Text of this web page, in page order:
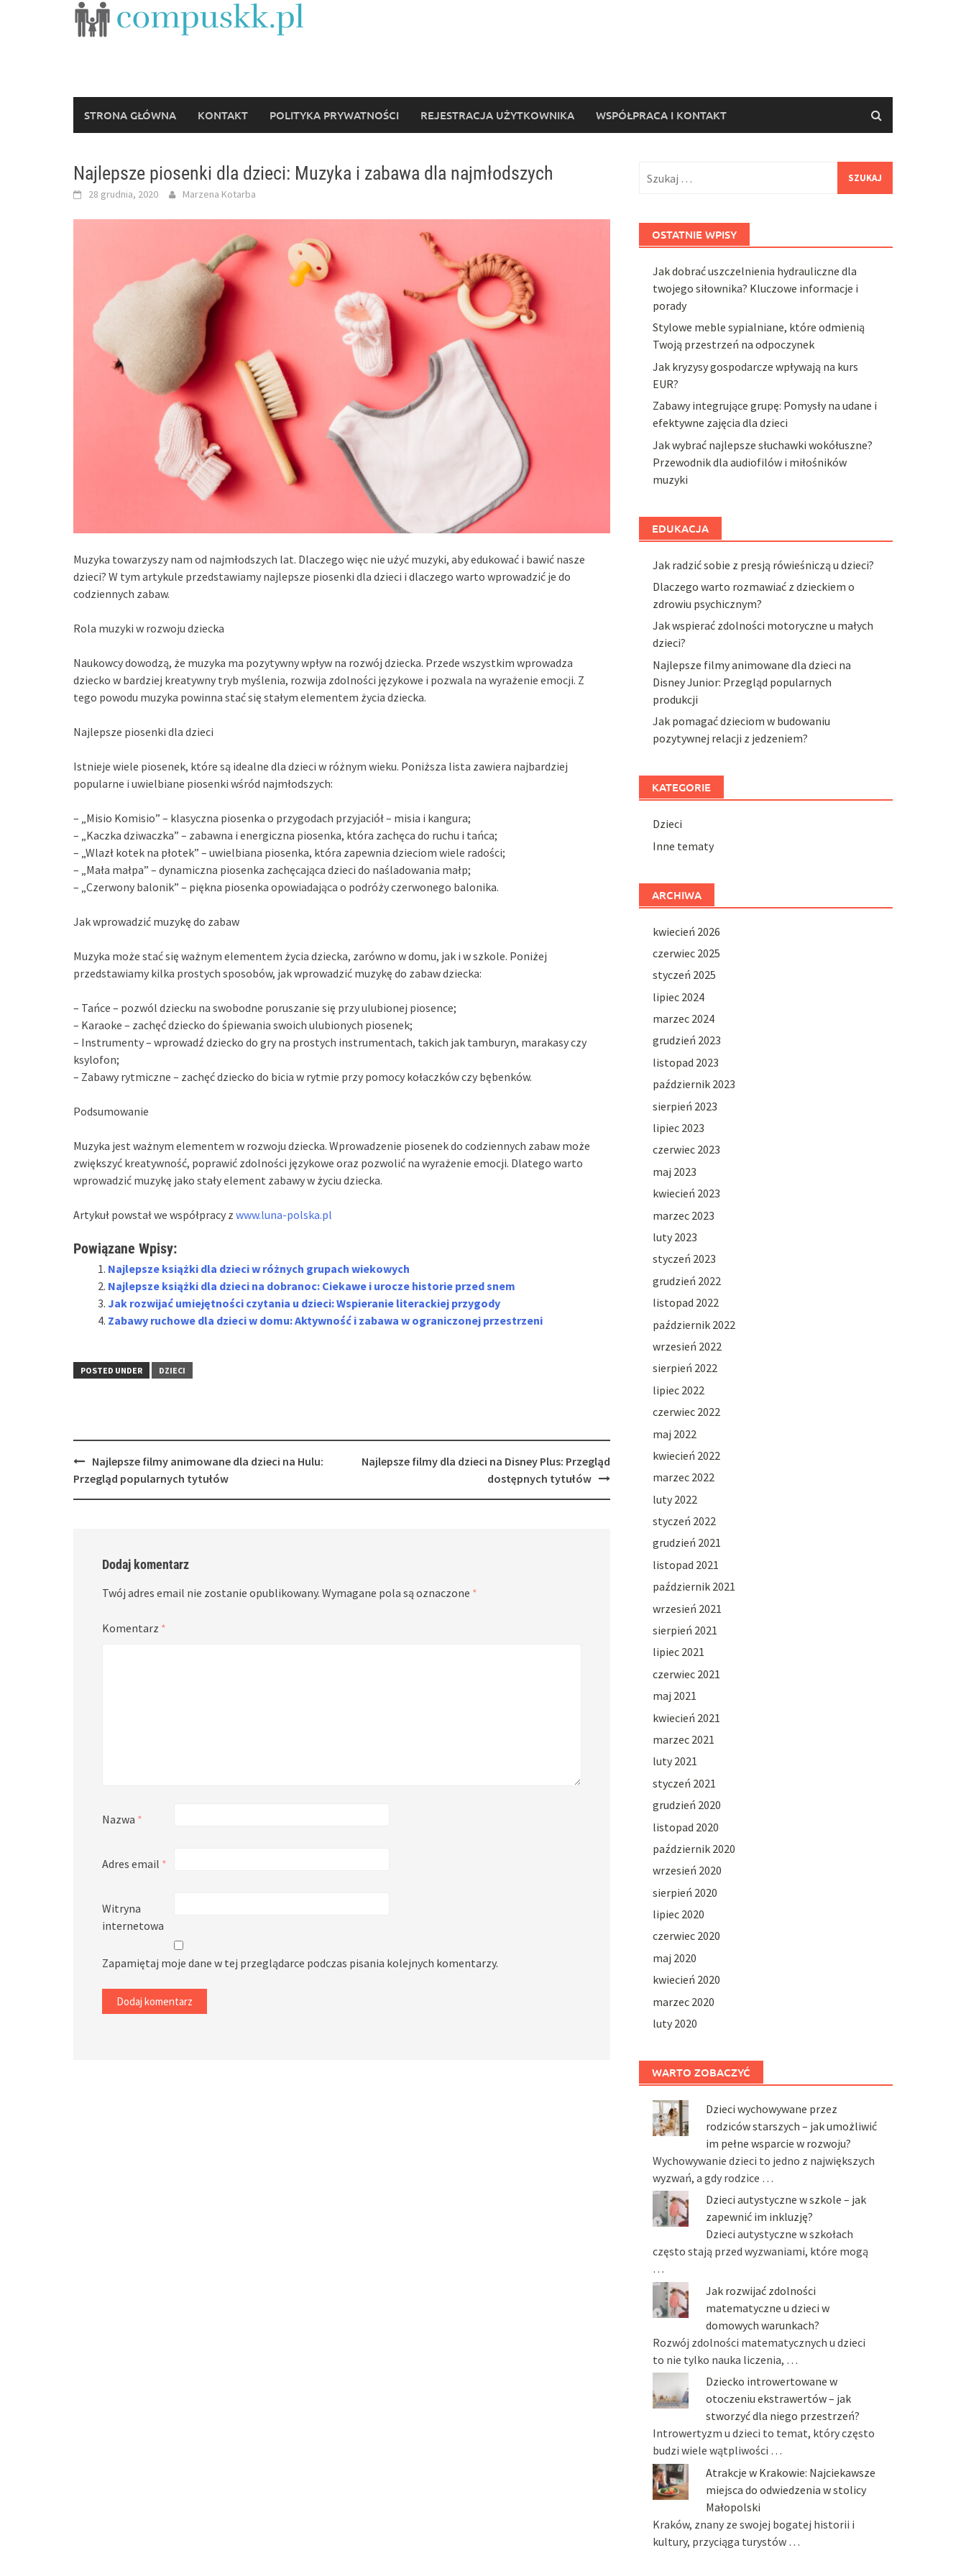
STRONA GŁÓWNA KONTAKT POLITYKA PRYWATNOŚCI REJESTRACJA UŻYTKOWNIKA WSPÓŁPRACA I KONTAKT
Najlepsze piosenki dla dzieci: Muzyka i zabawa dla najmłodszych
28 grudnia, 2020 Marzena Kotarba
Muzyka towarzyszy nam od najmłodszych lat. Dlaczego więc nie użyć muzyki, aby edukować i bawić nasze
dzieci? W tym artykule przedstawiamy najlepsze piosenki dla dzieci i dlaczego warto wprowadzić je do
codziennych zabaw.
Rola muzyki w rozwoju dziecka
Naukowcy dowodzą, że muzyka ma pozytywny wpływ na rozwój dziecka. Przede wszystkim wprowadza
dziecko w bardziej kreatywny tryb myślenia, rozwija zdolności językowe i pozwala na wyrażenie emocji. Z
tego powodu muzyka powinna stać się stałym elementem życia dziecka.
Najlepsze piosenki dla dzieci
Istnieje wiele piosenek, które są idealne dla dzieci w różnym wieku. Poniższa lista zawiera najbardziej
popularne i uwielbiane piosenki wśród najmłodszych:
– „Misio Komisio” – klasyczna piosenka o przygodach przyjaciół – misia i kangura;
– „Kaczka dziwaczka” – zabawna i energiczna piosenka, która zachęca do ruchu i tańca;
– „Wlazł kotek na płotek” – uwielbiana piosenka, która zapewnia dzieciom wiele radości;
– „Mała małpa” – dynamiczna piosenka zachęcająca dzieci do naśladowania małp;
– „Czerwony balonik” – piękna piosenka opowiadająca o podróży czerwonego balonika.
Jak wprowadzić muzykę do zabaw
Muzyka może stać się ważnym elementem życia dziecka, zarówno w domu, jak i w szkole. Poniżej
przedstawiamy kilka prostych sposobów, jak wprowadzić muzykę do zabaw dziecka:
– Tańce – pozwól dziecku na swobodne poruszanie się przy ulubionej piosence;
– Karaoke – zachęć dziecko do śpiewania swoich ulubionych piosenek;
– Instrumenty – wprowadź dziecko do gry na prostych instrumentach, takich jak tamburyn, marakasy czy
ksylofon;
– Zabawy rytmiczne – zachęć dziecko do bicia w rytmie przy pomocy kołaczków czy bębenków.
Podsumowanie
Muzyka jest ważnym elementem w rozwoju dziecka. Wprowadzenie piosenek do codziennych zabaw może
zwiększyć kreatywność, poprawić zdolności językowe oraz pozwolić na wyrażenie emocji. Dlatego warto
wprowadzić muzykę jako stały element zabawy w życiu dziecka.
Artykuł powstał we współpracy z www.luna-polska.pl
Powiązane Wpisy:
Najlepsze książki dla dzieci w różnych grupach wiekowych
Najlepsze książki dla dzieci na dobranoc: Ciekawe i urocze historie przed snem
Jak rozwijać umiejętności czytania u dzieci: Wspieranie literackiej przygody
Zabawy ruchowe dla dzieci w domu: Aktywność i zabawa w ograniczonej przestrzeni
POSTED UNDER DZIECI
Post
navigation
Najlepsze filmy animowane dla dzieci na Hulu:
Przegląd popularnych tytułów
Najlepsze filmy dla dzieci na Disney Plus: Przegląd
dostępnych tytułów
Dodaj komentarz
Twój adres email nie zostanie opublikowany. Wymagane pola są oznaczone *
Komentarz *
Nazwa *
Adres email *
Witryna
internetowa
Zapamiętaj moje dane w tej przeglądarce podczas pisania kolejnych komentarzy.
OSTATNIE WPISY
Jak dobrać uszczelnienia hydrauliczne dla
twojego siłownika? Kluczowe informacje i
porady
Stylowe meble sypialniane, które odmienią
Twoją przestrzeń na odpoczynek
Jak kryzysy gospodarcze wpływają na kurs
EUR?
Zabawy integrujące grupę: Pomysły na udane i
efektywne zajęcia dla dzieci
Jak wybrać najlepsze słuchawki wokółuszne?
Przewodnik dla audiofilów i miłośników
muzyki
EDUKACJA
Jak radzić sobie z presją rówieśniczą u dzieci?
Dlaczego warto rozmawiać z dzieckiem o
zdrowiu psychicznym?
Jak wspierać zdolności motoryczne u małych
dzieci?
Najlepsze filmy animowane dla dzieci na
Disney Junior: Przegląd popularnych
produkcji
Jak pomagać dzieciom w budowaniu
pozytywnej relacji z jedzeniem?
KATEGORIE
Dzieci
Inne tematy
ARCHIWA
kwiecień 2026
czerwiec 2025
styczeń 2025
lipiec 2024
marzec 2024
grudzień 2023
listopad 2023
październik 2023
sierpień 2023
lipiec 2023
czerwiec 2023
maj 2023
kwiecień 2023
marzec 2023
luty 2023
styczeń 2023
grudzień 2022
listopad 2022
październik 2022
wrzesień 2022
sierpień 2022
lipiec 2022
czerwiec 2022
maj 2022
kwiecień 2022
marzec 2022
luty 2022
styczeń 2022
grudzień 2021
listopad 2021
październik 2021
wrzesień 2021
sierpień 2021
lipiec 2021
czerwiec 2021
maj 2021
kwiecień 2021
marzec 2021
luty 2021
styczeń 2021
grudzień 2020
listopad 2020
październik 2020
wrzesień 2020
sierpień 2020
lipiec 2020
czerwiec 2020
maj 2020
kwiecień 2020
marzec 2020
luty 2020
WARTO ZOBACZYĆ
Dzieci wychowywane przez
rodziców starszych – jak umożliwić
im pełne wsparcie w rozwoju?
Wychowywanie dzieci to jedno z największych
wyzwań, a gdy rodzice …
Dzieci autystyczne w szkole – jak
zapewnić im inkluzję?
Dzieci autystyczne w szkołach
często stają przed wyzwaniami, które mogą
…
Jak rozwijać zdolności
matematyczne u dzieci w
domowych warunkach?
Rozwój zdolności matematycznych u dzieci
to nie tylko nauka liczenia, …
Dziecko introwertowane w
otoczeniu ekstrawertów – jak
stworzyć dla niego przestrzeń?
Introwertyzm u dzieci to temat, który często
budzi wiele wątpliwości …
Atrakcje w Krakowie: Najciekawsze
miejsca do odwiedzenia w stolicy
Małopolski
Kraków, znany ze swojej bogatej historii i
kultury, przyciąga turystów …